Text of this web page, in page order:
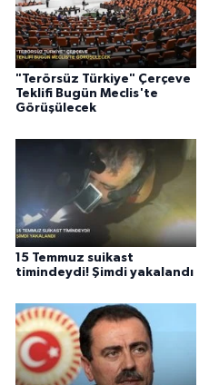
"Terörsüz Türkiye" Çerçeve
Teklifi Bugün Meclis'te
Görüşülecek
15 Temmuz suikast
timindeydi! Şimdi yakalandı